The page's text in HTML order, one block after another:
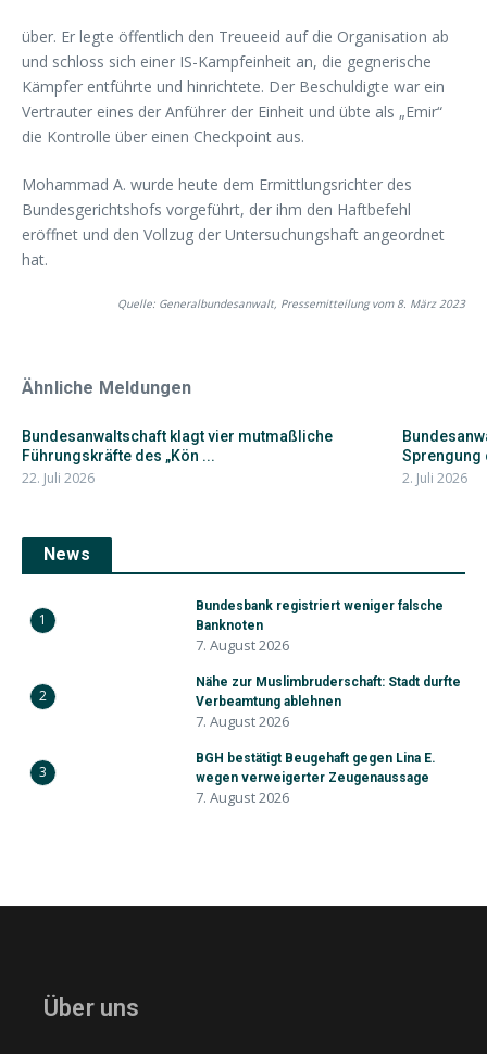
über. Er legte öffentlich den Treueeid auf die Organisation ab
und schloss sich einer IS-Kampfeinheit an, die gegnerische
Kämpfer entführte und hinrichtete. Der Beschuldigte war ein
Vertrauter eines der Anführer der Einheit und übte als „Emir“
die Kontrolle über einen Checkpoint aus.
Mohammad A. wurde heute dem Ermittlungsrichter des
Bundesgerichtshofs vorgeführt, der ihm den Haftbefehl
eröffnet und den Vollzug der Untersuchungshaft angeordnet
hat.
Quelle: Generalbundesanwalt, Pressemitteilung vom 8. März 2023
Ähnliche Meldungen
Bundesanwaltschaft klagt vier mutmaßliche
Führungskräfte des „Kön ...
22. Juli 2026
Sprengung
2. Juli 2026
News
1
Bundesbank registriert weniger falsche
Banknoten
7. August 2026
2
Nähe zur Muslimbruderschaft: Stadt durfte
Verbeamtung ablehnen
7. August 2026
3
BGH bestätigt Beugehaft gegen Lina E.
wegen verweigerter Zeugenaussage
7. August 2026
Über uns